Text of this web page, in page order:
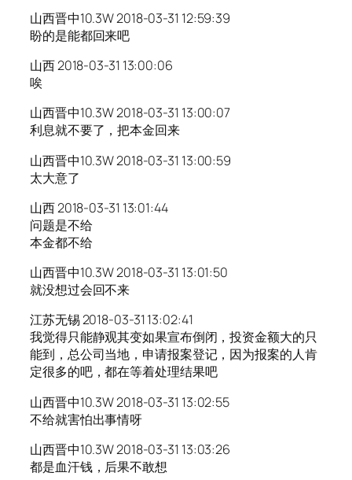
山西晋中10.3W 2018-03-31 12:59:39
盼的是能都回来吧
山西 2018-03-31 13:00:06
唉
山西晋中10.3W 2018-03-31 13:00:07
利息就不要了，把本金回来
山西晋中10.3W 2018-03-31 13:00:59
太大意了
山西 2018-03-31 13:01:44
问题是不给
本金都不给
山西晋中10.3W 2018-03-31 13:01:50
就没想过会回不来
江苏无锡 2018-03-31 13:02:41
我觉得只能静观其变如果宣布倒闭，投资金额大的只
能到，总公司当地，申请报案登记，因为报案的人肯
定很多的吧，都在等着处理结果吧
山西晋中10.3W 2018-03-31 13:02:55
不给就害怕出事情呀
山西晋中10.3W 2018-03-31 13:03:26
都是血汗钱，后果不敢想